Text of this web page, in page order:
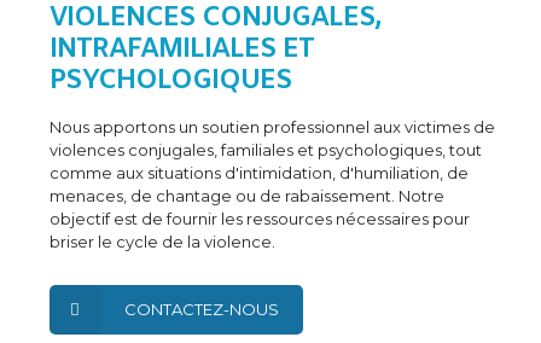
VIOLENCES CONJUGALES,
INTRAFAMILIALES ET
PSYCHOLOGIQUES
Nous apportons un soutien professionnel aux victimes de
violences conjugales, familiales et psychologiques, tout
comme aux situations d'intimidation, d'humiliation, de
menaces, de chantage ou de rabaissement. Notre
objectif est de fournir les ressources nécessaires pour
briser le cycle de la violence.
CONTACTEZ-NOUS